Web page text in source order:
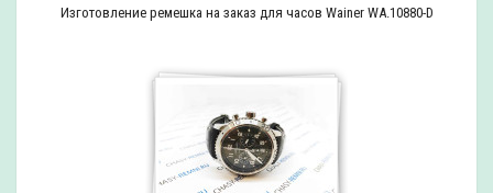
Изготовление ремешка на заказ для часов Wainer WA.10880-D